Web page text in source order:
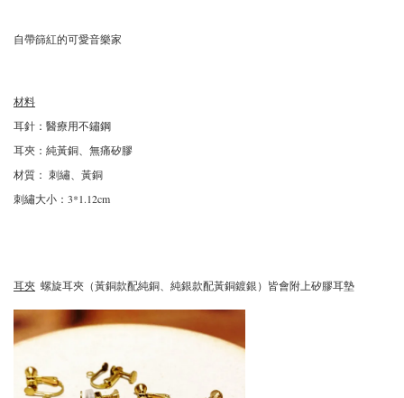
自帶篩紅的可愛音樂家
材料
耳針：醫療用不鏽鋼
耳夾：純黃銅、無痛矽膠
材質： 刺繡、黃銅
刺繡大小：3*1.12cm
耳夾 螺旋耳夾（黃銅款配純銅、純銀款配黃銅鍍銀）皆會附上矽膠耳墊